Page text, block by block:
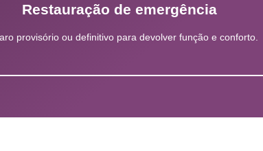
Restauração de emergência
provisório ou definitivo para devolver função e conforto.